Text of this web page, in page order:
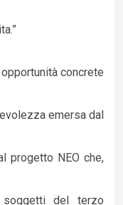
concrete
emersa dal
progetto NEO che,
soggetti del terzo